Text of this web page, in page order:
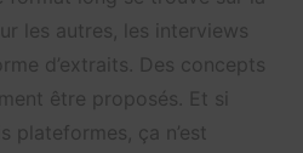
les autres, les interviews
d’extraits. Des concepts
être proposés. Et si
plateformes, ça n’est